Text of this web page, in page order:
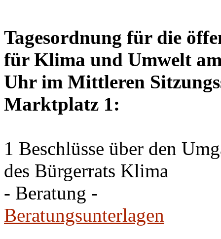
Tagesordnung für die
für Klima und Umwelt
Uhr im Mittleren
Marktplatz 1:
1 Beschlüsse über den
des Bürgerrats Klima
- Beratung -
Beratungsunterlagen